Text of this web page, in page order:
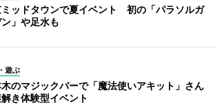
ッドタウンで夏イベント 初の「パラソルガ
」や足水も
遊ぶ
のマジックバーで「魔法使いアキット」さん
き体験型イベント